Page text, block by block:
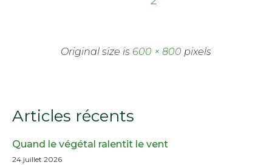
Original size is 600 × 800 pixels
Articles récents
Quand le végétal ralentit le vent
24 juillet 2026